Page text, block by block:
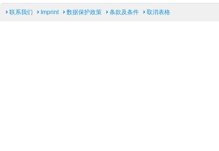
联系我们 Imprint 数据保护政策 条款及条件 取消表格